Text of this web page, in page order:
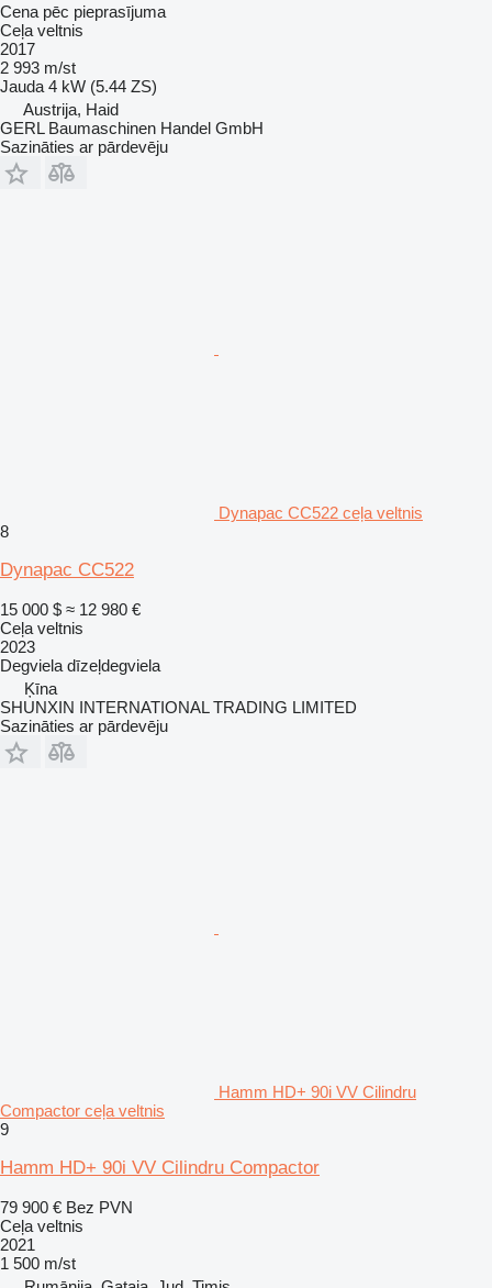
Cena pēc pieprasījuma
Ceļa veltnis
2017
2 993 m/st
Jauda 4 kW (5.44 ZS)
Austrija, Haid
GERL Baumaschinen Handel GmbH
Sazināties ar pārdevēju
Dynapac CC522 ceļa veltnis
8
Dynapac CC522
15 000 $ ≈ 12 980 €
Ceļa veltnis
2023
Degviela dīzeļdegviela
Ķīna
SHUNXIN INTERNATIONAL TRADING LIMITED
Sazināties ar pārdevēju
Hamm HD+ 90i VV Cilindru
Compactor ceļa veltnis
9
Hamm HD+ 90i VV Cilindru Compactor
79 900 € Bez PVN
Ceļa veltnis
2021
1 500 m/st